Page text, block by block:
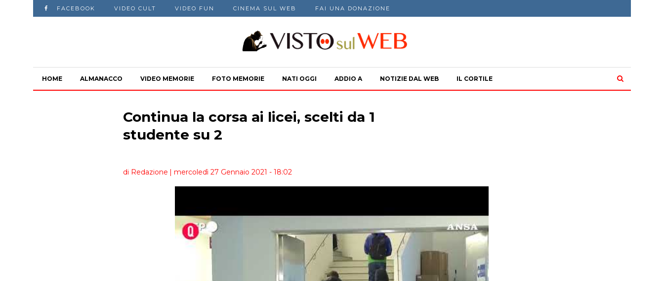
FACEBOOK VIDEO CULT VIDEO FUN CINEMA SUL WEB FAI UNA DONAZIONE
HOME ALMANACCO VIDEO MEMORIE FOTO MEMORIE NATI OGGI ADDIO A NOTIZIE DAL WEB IL CORTILE
Continua la corsa ai licei, scelti da 1
studente su 2
di Redazione | mercoledì 27 Gennaio 2021 - 18:02